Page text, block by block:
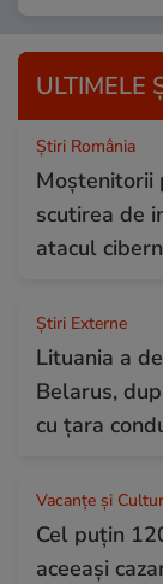
ULTIMELE
Știri România
Moștenitorii
scutirea de
atacul
Știri Externe
Lituania a
Belarus,
cu țara
Vacanțe și
Cel puțin
aceeași